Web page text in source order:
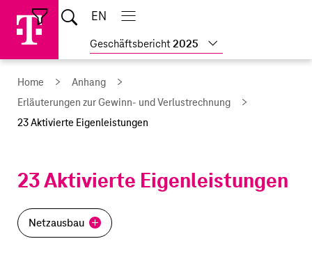
Sprungmarken
Springe
direkt
Springe
direkt
zum
Geschäftsbericht 2025
Weitere
Geschäftsberichte
Home
Schließen
SucheEN
Hauptnavigation
öffnen
Hauptnavigation
schließen
Home
Anhang
Erläuterungen zur Gewinn- und Verlustrechnung
23 Aktivierte Eigenleistungen
23 Aktivierte Eigenleistungen
Netzausbau